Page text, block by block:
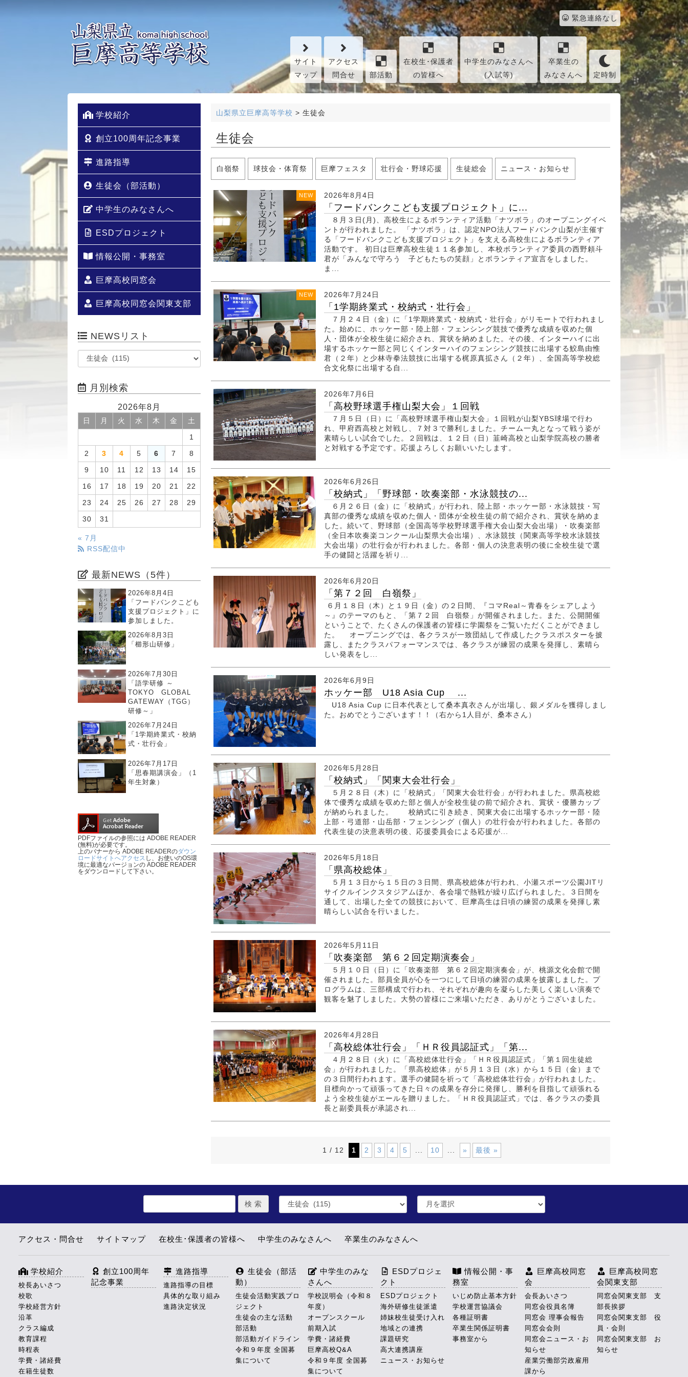
緊急連絡なし
サイト
マップ
アクセス
問合せ
部活動
在校生･保護者
の皆様へ
中学生のみなさんへ
(入試等)
卒業生の
みなさんへ
定時制
山梨県立巨摩高等学校 > 生徒会
生徒会
白嶺祭 球技会・体育祭 巨摩フェスタ 壮行会・野球応援 生徒総会 ニュース・お知らせ
NEW 2026年8月4日
「フードバンクこども支援プロジェクト」に...
８月３日(月)、高校生によるボランティア活動「ナツボラ」のオープニングイベ
ントが行われました。 「ナツボラ」は、認定NPO法人フードバンク山梨が主催す
る「フードバンクこども支援プロジェクト」を支える高校生によるボランティア
活動です。 初日は巨摩高校生徒１１名参加し、本校ボランティア委員の西野頼斗
君が「みんなで守ろう 子どもたちの笑顔」とボランティア宣言をしました。
ま...
NEW 2026年7月24日
「1学期終業式・校納式・壮行会」
７月２４日（金）に「1学期終業式・校納式・壮行会」がリモートで行われまし
た。始めに、ホッケー部・陸上部・フェンシング競技で優秀な成績を収めた個
人・団体が全校生徒に紹介され、賞状を納めました。その後、インターハイに出
場するホッケー部と同じくインターハイのフェンシング競技に出場する鮫島由惟
君（２年）と少林寺拳法競技に出場する梶原真拡さん（２年）、全国高等学校総
合文化祭に出場する自...
2026年7月6日
「高校野球選手権山梨大会」１回戦
７月５日（日）に「高校野球選手権山梨大会」１回戦が山梨YBS球場で行わ
れ、甲府西高校と対戦し、７対３で勝利しました。チーム一丸となって戦う姿が
素晴らしい試合でした。２回戦は、１２日（日）韮崎高校と山梨学院高校の勝者
と対戦する予定です。応援よろしくお願いいたします。
2026年6月26日
「校納式」「野球部・吹奏楽部・水泳競技の...
６月２６日（金）に「校納式」が行われ、陸上部・ホッケー部・水泳競技・写
真部の優秀な成績を収めた個人・団体が全校生徒の前で紹介され、賞状を納めま
した。続いて、野球部（全国高等学校野球選手権大会山梨大会出場）・吹奏楽部
（全日本吹奏楽コンクール山梨県大会出場）、水泳競技（関東高等学校水泳競技
大会出場）の壮行会が行われました。各部・個人の決意表明の後に全校生徒で選
手の健闘と活躍を祈り...
2026年6月20日
「第７２回 白嶺祭」
６月１８日（木）と１９日（金）の２日間、『コマReal～青春をシェアしよう
～』のテーマのもと、「第７２回 白嶺祭」が開催されました。また、公開開催
ということで、たくさんの保護者の皆様に学園祭をご覧いただくことができまし
た。 オープニングでは、各クラスが一致団結して作成したクラスポスターを披
露し、またクラスパフォーマンスでは、各クラスが練習の成果を発揮し、素晴ら
しい発表をし...
2026年6月9日
ホッケー部 U18 Asia Cup ...
U18 Asia Cup に日本代表として桑本真衣さんが出場し、銀メダルを獲得しまし
た。おめでとうございます！！（右から1人目が、桑本さん）
2026年5月28日
「校納式」「関東大会壮行会」
５月２８日（木）に「校納式」「関東大会壮行会」が行われました。県高校総
体で優秀な成績を収めた部と個人が全校生徒の前で紹介され、賞状・優勝カップ
が納められました。 校納式に引き続き、関東大会に出場するホッケー部・陸
上部・弓道部・山岳部・フェンシング（個人）の壮行会が行われました。各部の
代表生徒の決意表明の後、応援委員会による応援が...
2026年5月18日
「県高校総体」
５月１３日から１５日の３日間、県高校総体が行われ、小瀬スポーツ公園JITリ
サイクルインクスタジアムほか、各会場で熱戦が繰り広げられました。３日間を
通して、出場した全ての競技において、巨摩高生は日頃の練習の成果を発揮し素
晴らしい試合を行いました。
2026年5月11日
「吹奏楽部 第６２回定期演奏会」
５月１０日（日）に「吹奏楽部 第６２回定期演奏会」が、桃源文化会館で開
催されました。部員全員が心を一つにして日頃の練習の成果を披露しました。プ
ログラムは、三部構成で行われ、それぞれが趣向を凝らした美しく楽しい演奏で
観客を魅了しました。大勢の皆様にご来場いただき、ありがとうございました。
2026年4月28日
「高校総体壮行会」「ＨＲ役員認証式」「第...
４月２８日（火）に「高校総体壮行会」「ＨＲ役員認証式」「第１回生徒総
会」が行われました。「県高校総体」が５月１３日（水）から１５日（金）まで
の３日間行われます。選手の健闘を祈って「高校総体壮行会」が行われました。
目標向かって頑張ってきた日々の成果を存分に発揮し、勝利を目指して頑張れる
よう全校生徒がエールを贈りました。「ＨＲ役員認証式」では、各クラスの委員
長と副委員長が承認され...
1 / 12 1 2 3 4 5 ... 10 ... » 最後 »
学校紹介
創立100周年記念事業
進路指導
生徒会（部活動）
中学生のみなさんへ
ESDプロジェクト
情報公開・事務室
巨摩高校同窓会
巨摩高校同窓会関東支部
NEWSリスト
月別検索
2026年8月
日 月 火 水 木 金 土
1
2 3 4 5 6 7 8
9 10 11 12 13 14 15
16 17 18 19 20 21 22
23 24 25 26 27 28 29
30 31
« 7月
RSS配信中
最新NEWS（5件）
2026年8月4日
「フードバンクこども
支援プロジェクト」に
参加しました。
2026年8月3日
「櫛形山研修」
2026年7月30日
「語学研修 ～
TOKYO GLOBAL
GATEWAY（TGG）
研修～」
2026年7月24日
「1学期終業式・校納
式・壮行会」
2026年7月17日
「思春期講演会」（1
年生対象）
PDFファイルの参照には ADOBE READER
(無料)が必要です。
上のバナーから ADOBE READERのダウン
ロードサイトへアクセス し、お使いのOS環
境に最適なバージョンの ADOBE READER
をダウンロードして下さい。
アクセス・問合せ サイトマップ 在校生･保護者の皆様へ 中学生のみなさんへ 卒業生のみなさんへ
学校紹介
校長あいさつ
校歌
学校経営方針
沿革
クラス編成
教育課程
時程表
学費・諸経費
在籍生徒数
創立100周年
記念事業
進路指導
進路指導の目標
具体的な取り組み
進路決定状況
生徒会（部活
動）
生徒会活動実践プロ
ジェクト
生徒会の主な活動
部活動
部活動ガイドライン
令和９年度 全国募
集について
中学生のみな
さんへ
学校説明会（令和８
年度）
オープンスクール
前期入試
学費・諸経費
巨摩高校Q&A
令和９年度 全国募
集について
ESDプロジェ
クト
ESDプロジェクト
海外研修生徒派遣
姉妹校生徒受け入れ
地域との連携
課題研究
高大連携講座
ニュース・お知らせ
情報公開・事
務室
いじめ防止基本方針
学校運営協議会
各種証明書
卒業生関係証明書
事務室から
巨摩高校同窓
会
会長あいさつ
同窓会役員名簿
同窓会 理事会報告
同窓会会則
同窓会ニュース・お
知らせ
産業労働部労政雇用
課から
巨摩高校同窓
会関東支部
同窓会関東支部 支
部長挨拶
同窓会関東支部 役
員・会則
同窓会関東支部 お
知らせ